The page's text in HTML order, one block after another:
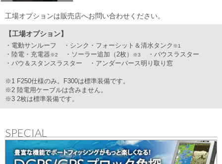
工場オプションは販売店へお問い合わせください。
【工場オプション】
電動サンルーフ シンク・フォーシット＆清水タンク ※1
陸電・充電器※2 ソーラー追加（2枚） ※3
バウスラスター
バウ＆スタンスラスター
アンダーバース明り取り窓
※1 F250仕様のみ。F300は標準装備です。
※2 陸電用ケーブルは含みません。
※3 2枚は標準装備です。
SPECIAL